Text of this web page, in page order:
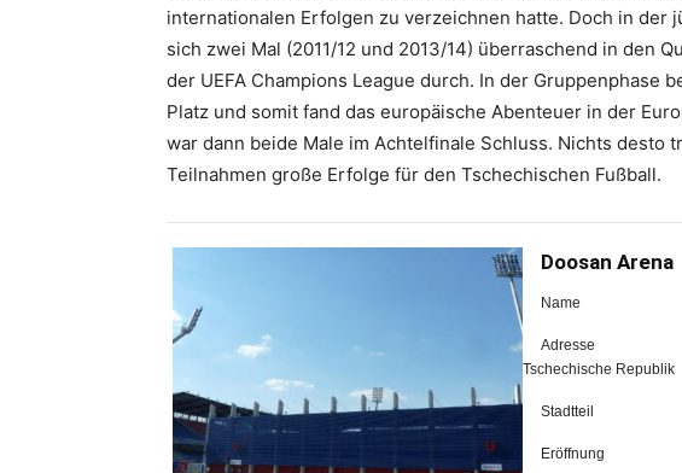
internationalen Erfolgen zu verzeichnen hatte. Doch in der
sich zwei Mal (2011/12 und 2013/14) überraschend in den
der UEFA Champions League durch. In der Gruppenphase
Platz und somit fand das europäische Abenteuer in der
war dann beide Male im Achtelfinale Schluss. Nichts desto
Teilnahmen große Erfolge für den Tschechischen Fußball.
Doosan Arena
Name
Adresse
Tschechische Republik
Stadtteil
Eröffnung